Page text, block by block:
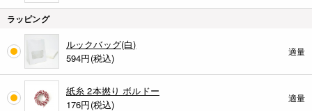
ラッピング
ルックバッグ(白)
594円(税込)
適量
紙糸 2本撚り ボルドー
176円(税込)
適量